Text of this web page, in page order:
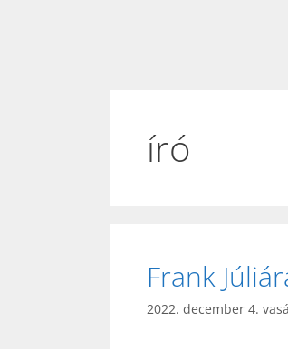
író
Frank
2022. december 4.